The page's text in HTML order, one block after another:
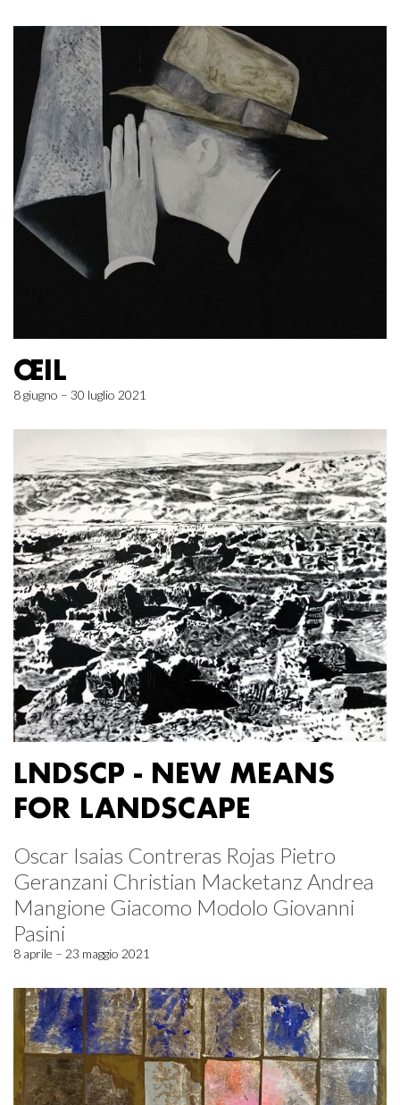
ŒIL
8 giugno – 30 luglio 2021
LNDSCP - NEW MEANS
FOR LANDSCAPE
Oscar Isaias Contreras Rojas Pietro
Geranzani Christian Macketanz Andrea
Mangione Giacomo Modolo Giovanni
Pasini
8 aprile – 23 maggio 2021